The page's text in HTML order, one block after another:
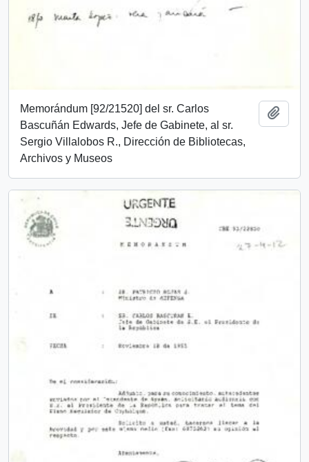
Memorándum [92/21520] del sr. Carlos
Bascuñán Edwards, Jefe de Gabinete, al sr.
Sergio Villalobos R., Dirección de Bibliotecas,
Archivos y Museos